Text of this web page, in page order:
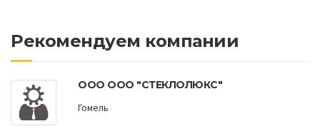
Рекомендуем компании
ООО ООО "СТЕКЛОЛЮКС"
Гомель